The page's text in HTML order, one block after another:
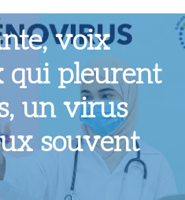
voix
qui pleurent
un virus
souvent